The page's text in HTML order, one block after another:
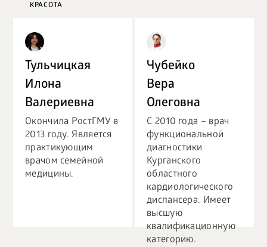
КРАСОТА
ДЕТИ
Тульчицкая
Илона
Валериевна
Окончила РостГМУ в
2013 году. Является
практикующим
врачом семейной
медицины.
Чубейко
Вера
Олеговна
С 2010 года – врач
функциональной
диагностики
Курганского
областного
кардиологического
диспансера. Имеет
высшую
квалификационную
категорию.